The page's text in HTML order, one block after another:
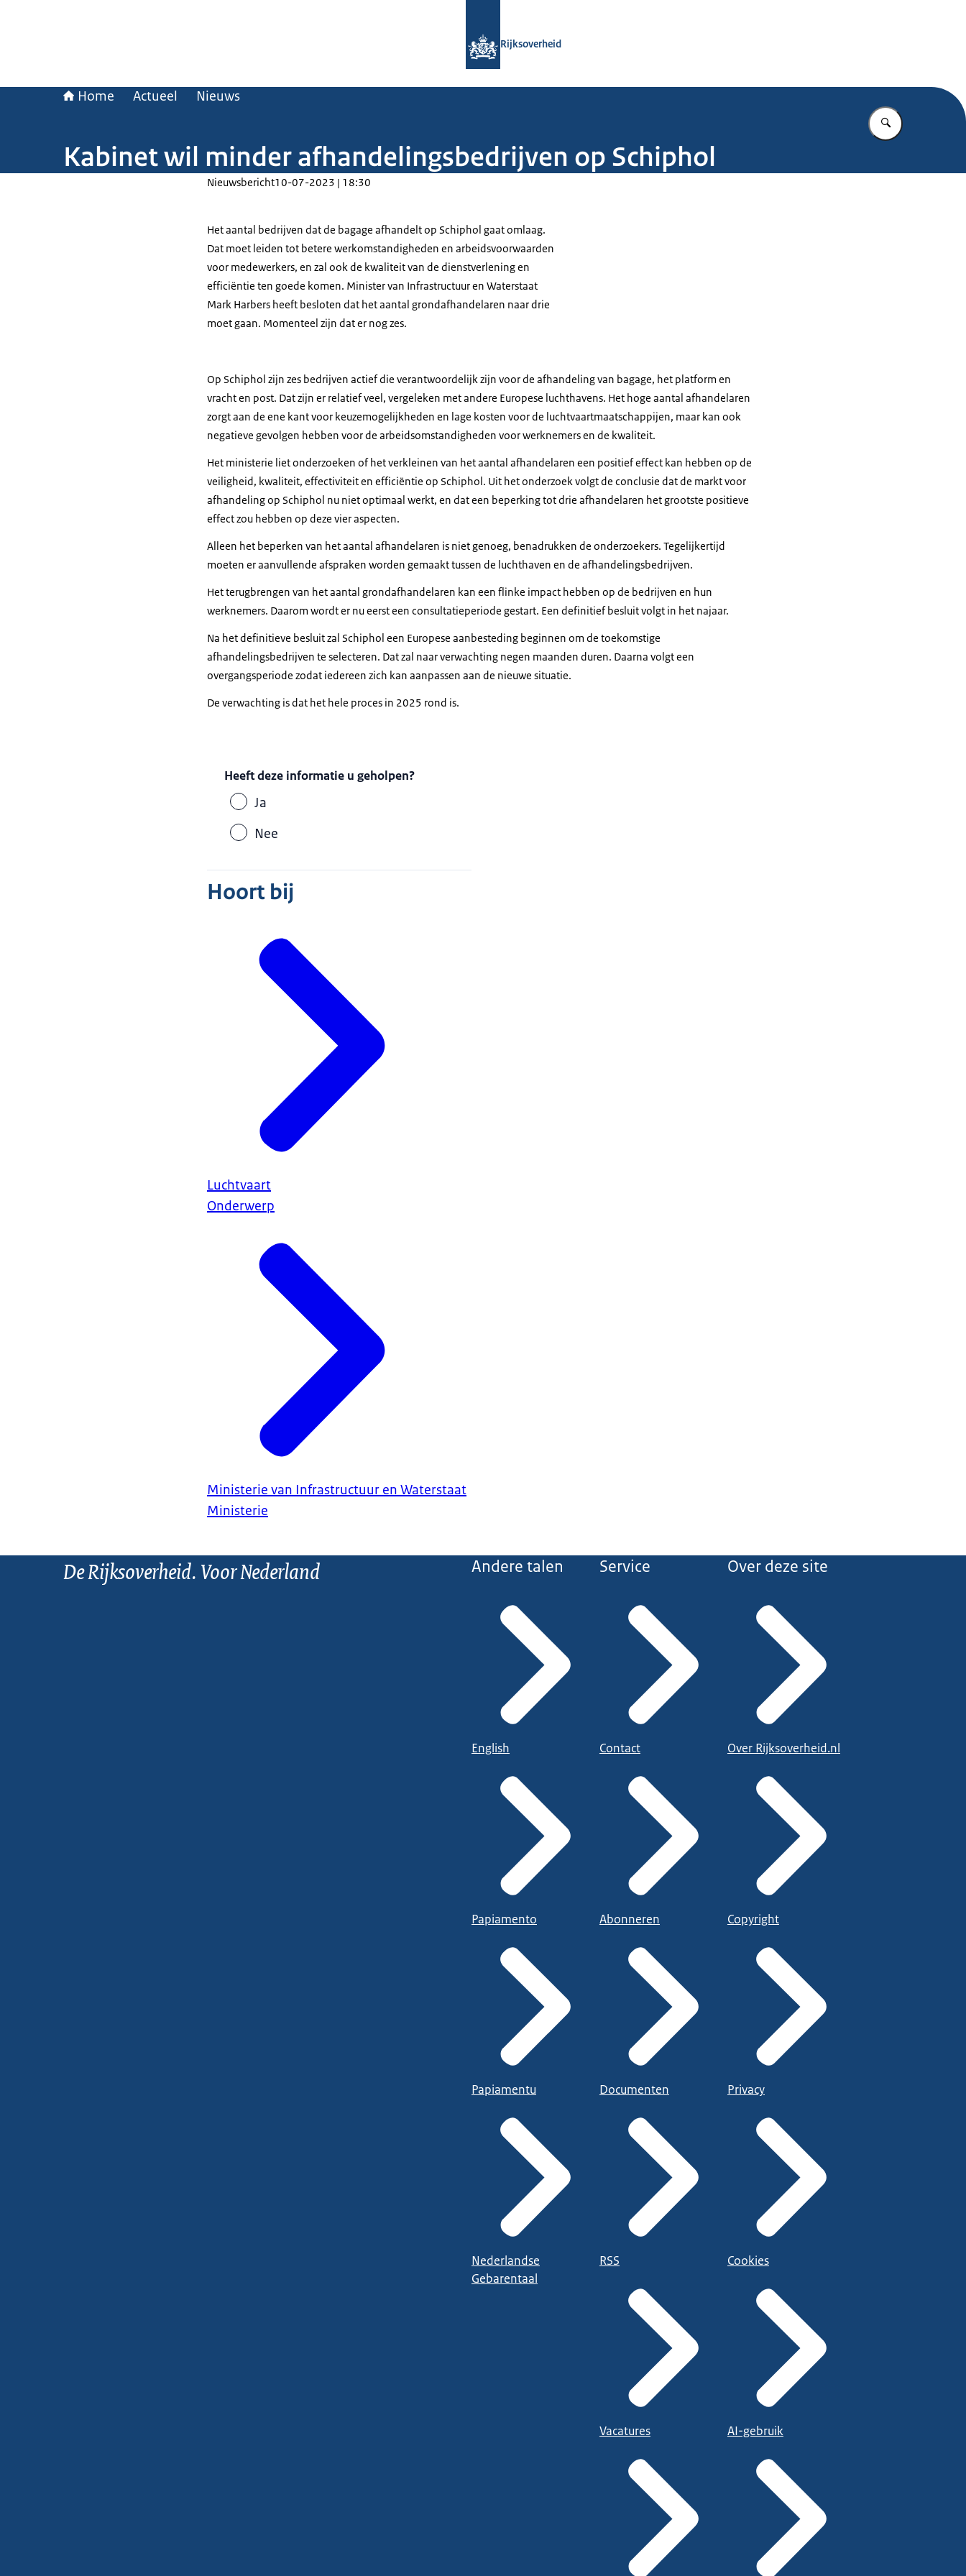
Rijksoverheid
Home Actueel Nieuws
Vul in wat u
Kabinet wil minder afhandelingsbedrijven op Schiphol
Nieuwsbericht10-07-2023 | 18:30
Het aantal bedrijven dat de bagage afhandelt op Schiphol gaat omlaag.
Dat moet leiden tot betere werkomstandigheden en arbeidsvoorwaarden
voor medewerkers, en zal ook de kwaliteit van de dienstverlening en
efficiëntie ten goede komen. Minister van Infrastructuur en Waterstaat
Mark Harbers heeft besloten dat het aantal grondafhandelaren naar drie
moet gaan. Momenteel zijn dat er nog zes.
Op Schiphol zijn zes bedrijven actief die verantwoordelijk zijn voor de afhandeling van bagage, het platform en
vracht en post. Dat zijn er relatief veel, vergeleken met andere Europese luchthavens. Het hoge aantal afhandelaren
zorgt aan de ene kant voor keuzemogelijkheden en lage kosten voor de luchtvaartmaatschappijen, maar kan ook
negatieve gevolgen hebben voor de arbeidsomstandigheden voor werknemers en de kwaliteit.
Het ministerie liet onderzoeken of het verkleinen van het aantal afhandelaren een positief effect kan hebben op de
veiligheid, kwaliteit, effectiviteit en efficiëntie op Schiphol. Uit het onderzoek volgt de conclusie dat de markt voor
afhandeling op Schiphol nu niet optimaal werkt, en dat een beperking tot drie afhandelaren het grootste positieve
effect zou hebben op deze vier aspecten.
Alleen het beperken van het aantal afhandelaren is niet genoeg, benadrukken de onderzoekers. Tegelijkertijd
moeten er aanvullende afspraken worden gemaakt tussen de luchthaven en de afhandelingsbedrijven.
Het terugbrengen van het aantal grondafhandelaren kan een flinke impact hebben op de bedrijven en hun
werknemers. Daarom wordt er nu eerst een consultatieperiode gestart. Een definitief besluit volgt in het najaar.
Na het definitieve besluit zal Schiphol een Europese aanbesteding beginnen om de toekomstige
afhandelingsbedrijven te selecteren. Dat zal naar verwachting negen maanden duren. Daarna volgt een
overgangsperiode zodat iedereen zich kan aanpassen aan de nieuwe situatie.
De verwachting is dat het hele proces in 2025 rond is.
Heeft deze informatie u geholpen?
Ja
Nee
Hoort bij
Luchtvaart
Onderwerp
Ministerie van Infrastructuur en Waterstaat
Ministerie
De Rijksoverheid. Voor Nederland Andere talen
English
Papiamento
Papiamentu
Nederlandse
Gebarentaal
Service
Contact
Abonneren
Documenten
RSS
Vacatures
Over deze site
Over Rijksoverheid.nl
Copyright
Privacy
Cookies
AI-gebruik